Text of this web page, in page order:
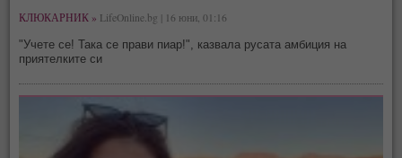
КЛЮКАРНИК » LifeOnline.bg | 16 юни, 01:16
"Учете се! Така се прави пиар!", казвала русата амбиция на
приятелките си